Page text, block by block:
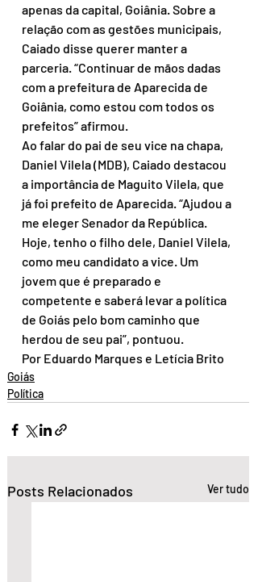
apenas da capital, Goiânia. Sobre a
relação com as gestões municipais,
Caiado disse querer manter a
parceria. “Continuar de mãos dadas
com a prefeitura de Aparecida de
Goiânia, como estou com todos os
prefeitos” afirmou.
Ao falar do pai de seu vice na chapa,
Daniel Vilela (MDB), Caiado destacou
a importância de Maguito Vilela, que
já foi prefeito de Aparecida. “Ajudou a
me eleger Senador da República.
Hoje, tenho o filho dele, Daniel Vilela,
como meu candidato a vice. Um
jovem que é preparado e
competente e saberá levar a política
de Goiás pelo bom caminho que
herdou de seu pai”, pontuou.
Por Eduardo Marques e Letícia Brito
Goiás
Política
Posts Relacionados Ver tudo